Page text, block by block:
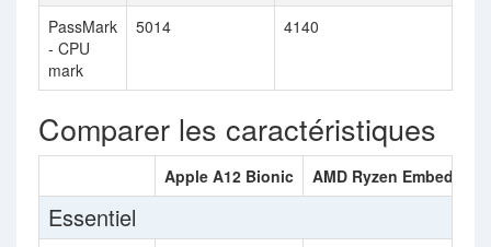
PassMark
- CPU
mark
5014 4140
Comparer les caractéristiques
Apple A12 Bionic AMD Ryzen Embedded
Essentiel